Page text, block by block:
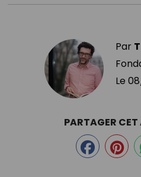
Par
Le
PARTAGER CET